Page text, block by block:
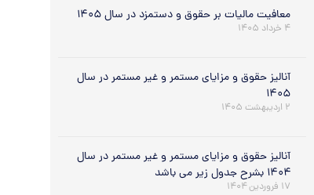
معافیت مالیات بر حقوق و دستمزد در سال ۱۴۰۵
۴ خرداد ۱۴۰۵
آنالیز حقوق و مزایای مستمر و غیر مستمر در سال
۱۴۰۵
۲ اردیبهشت ۱۴۰۵
آنالیز حقوق و مزایای مستمر و غیر مستمر در سال
۱۴۰۴ بشرح جدول زیر می باشد
۱۷ فروردین ۱۴۰۴